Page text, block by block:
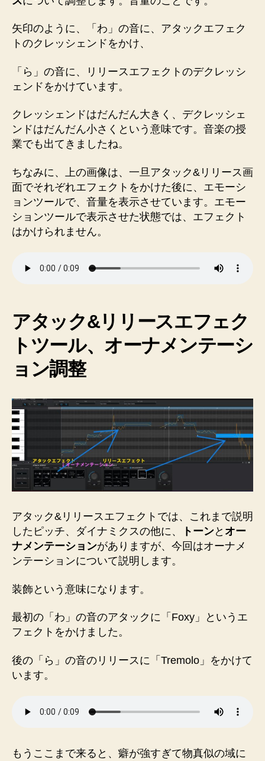
矢印のように、「わ」の音に、アタックエフェク
トのクレッシェンドをかけ、
「ら」の音に、リリースエフェクトのデクレッシ
ェンドをかけています。
クレッシェンドはだんだん大きく、デクレッシェ
ンドはだんだん小さくという意味です。音楽の授
業でも出てきましたね。
ちなみに、上の画像は、一旦アタック&リリース画
面でそれぞれエフェクトをかけた後に、エモーシ
ョンツールで、音量を表示させています。エモー
ションツールで表示させた状態では、エフェクト
はかけられません。
アタック&リリースエフェク
トツール、オーナメンテーシ
ョン調整
アタック&リリースエフェクトでは、これまで説明
したピッチ、ダイナミクスの他に、
トーンと オー
ナメンテーションがありますが、今回はオーナメ
ンテーションについて説明します。
装飾という意味になります。
最初の「わ」の音のアタックに「Foxy」というエ
フェクトをかけました。
後の「ら」の音のリリースに「Tremolo」をかけて
います。
もうここまで来ると、癖が強すぎて物真似の域に